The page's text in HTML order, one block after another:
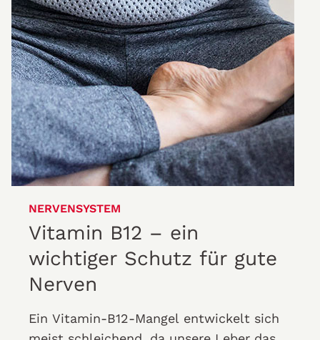
NERVENSYSTEM
Vitamin B12 – ein
wichtiger Schutz für gute
Nerven
Ein Vitamin-B12-Mangel entwickelt sich